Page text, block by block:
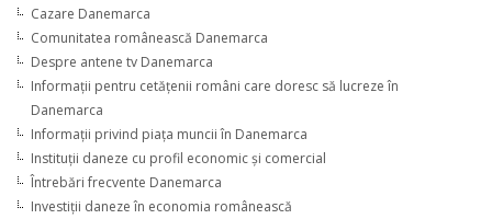
Cazare Danemarca
Comunitatea românească Danemarca
Despre antene tv Danemarca
Informaţii pentru cetăţenii români care doresc să lucreze în
Danemarca
Informaţii privind piaţa muncii în Danemarca
Instituţii daneze cu profil economic şi comercial
Întrebări frecvente Danemarca
Investiţii daneze în economia românească